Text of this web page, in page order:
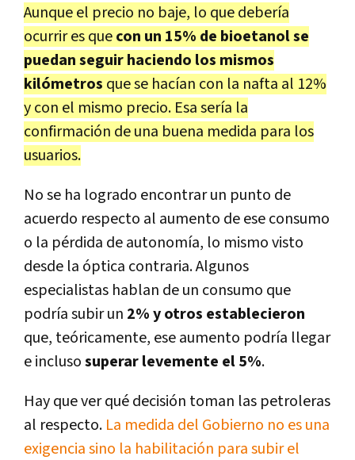
Aunque el precio no baje, lo que debería
ocurrir es quecon un 15% de bioetanol se
puedan seguir haciendo los mismos
kilómetros que se hacían con la nafta al 12%
y con el mismo precio. Esa sería la
confirmación de una buena medida para los
usuarios.
No se ha logrado encontrar un punto de
acuerdo respecto al aumento de ese consumo
o la pérdida de autonomía, lo mismo visto
desde la óptica contraria. Algunos
especialistas hablan de un consumo que
podría subir un 2% y otros establecieron
que, teóricamente, ese aumento podría llegar
e inclusosuperar levemente el 5%.
Hay que ver qué decisión toman las petroleras
al respecto. La medida del Gobierno no es una
exigencia sino la habilitación para subir el